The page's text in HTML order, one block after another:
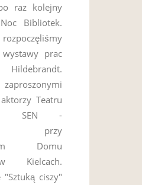
raz kolejny
Bibliotek.
prac
Teatru
SEN -
przy
Domu
Kielcach.
"Sztuką ciszy"